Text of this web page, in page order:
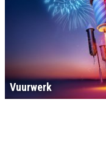
Vuurwerk